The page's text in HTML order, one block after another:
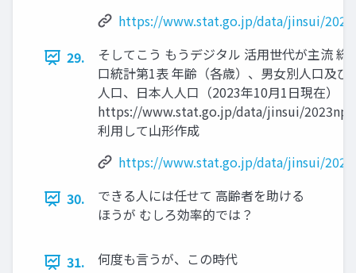
https://www.stat.go.jp/data/jinsui/
29.
そしてこう もうデジタル 活用世代が主流 総
口統計第1表 年齢（各歳）、男女別人口及
人口、日本人人口（2023年10月1日現在）
https://www.stat.go.jp/data/jinsui/
利用して山形作成
https://www.stat.go.jp/data/jinsui/
30.
できる人には任せて 高齢者を助ける
ほうが むしろ効率的では？
31. 何度も言うが、この時代